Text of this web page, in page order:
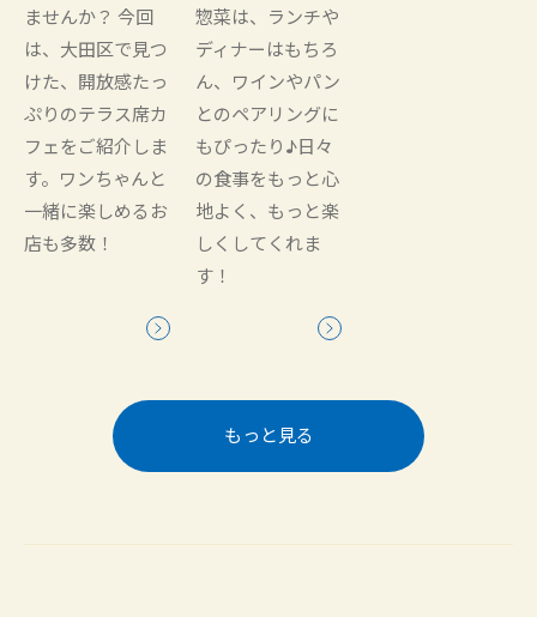
ませんか？ 今回
は、大田区で見つ
けた、開放感たっ
ぷりのテラス席カ
フェをご紹介しま
す。ワンちゃんと
一緒に楽しめるお
店も多数！
惣菜は、ランチや
ディナーはもちろ
ん、ワインやパン
とのペアリングに
もぴったり♪日々
の食事をもっと心
地よく、もっと楽
しくしてくれま
す！
もっと見る